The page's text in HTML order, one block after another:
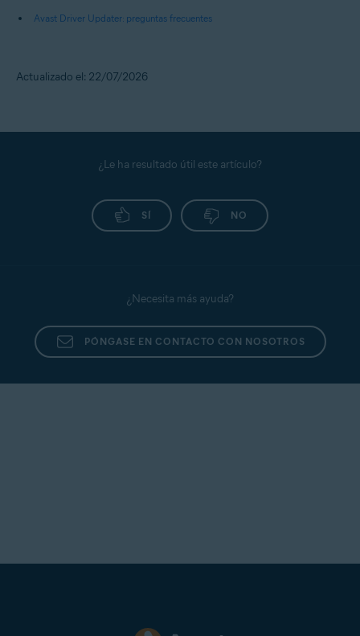
Avast Driver Updater: preguntas frecuentes
Actualizado el: 22/07/2026
¿Le ha resultado útil este artículo?
SÍ NO
¿Necesita más ayuda?
PÓNGASE EN CONTACTO CON NOSOTROS